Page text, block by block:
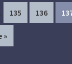
Page
135 Page
136
»